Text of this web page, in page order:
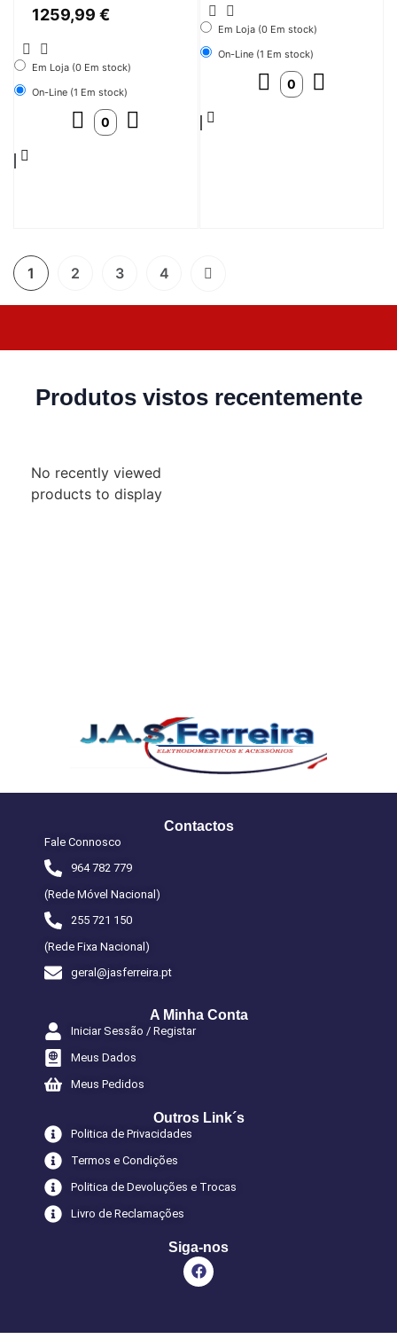
1259,99 €
Em Loja (0 Em stock)
On-Line (1 Em stock)
Em Loja (0 Em stock)
On-Line (1 Em stock)
1 2 3 4
Produtos vistos recentemente
No recently viewed
products to display
Contactos
Fale Connosco
964 782 779
(Rede Móvel Nacional)
255 721 150
(Rede Fixa Nacional)
geral@jasferreira.pt
A Minha Conta
Iniciar Sessão / Registar
Meus Dados
Meus Pedidos
Outros Link´s
Politica de Privacidades
Termos e Condições
Politica de Devoluções e Trocas
Livro de Reclamações
Siga-nos